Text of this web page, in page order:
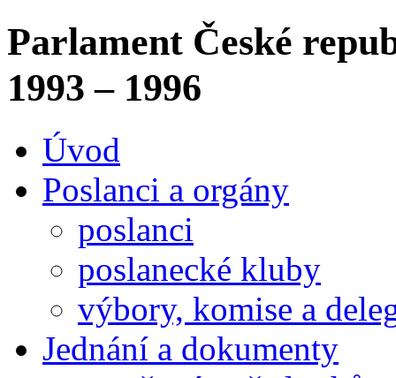
Parlament České
1993 – 1996
Úvod
Poslanci a orgány
poslanci
poslanecké kluby
výbory, komise a
Jednání a dokumenty